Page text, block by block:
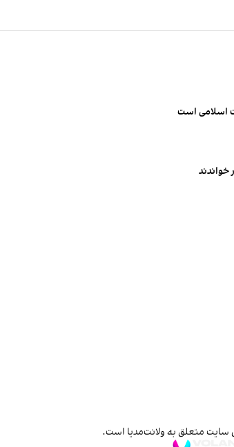
اسلامی است
خواندند
سایت متعلق به ولانت‌مدیا است.